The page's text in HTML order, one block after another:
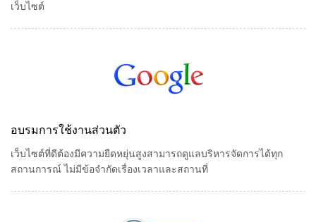
เว็บไซต์
อบรมการใช้งานส่วนตัว
เว็บไซต์ที่ดีต้องมีความยืดหยุ่นสูงสามารถดูแลบริหารจัดการได้ทุก
สถานการณ์ ไม่มีข้อจำกัดเรื่องเวลาและสถานที่